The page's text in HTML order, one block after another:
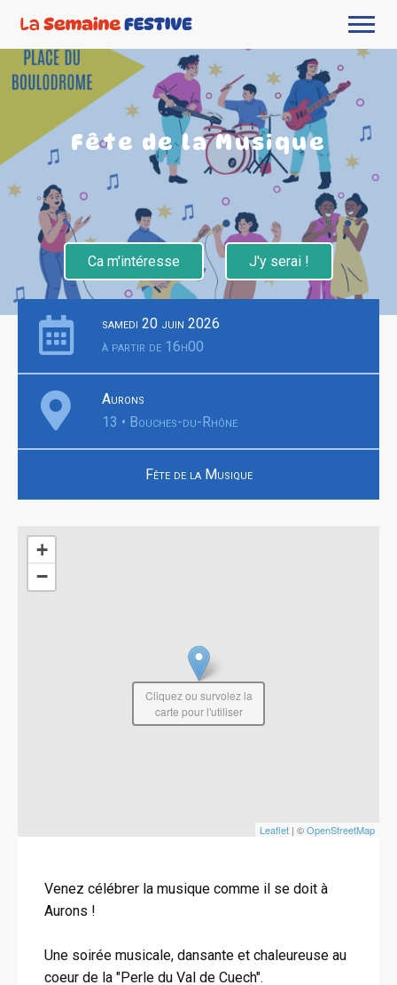
Fête de la Musique
Ca m'intéresse J'y serai !
samedi 20 juin 2026
à partir de 16h00
Aurons
13 • Bouches-du-Rhône
Fête de la Musique
+
−
Leaflet | ©OpenStreetMap
Cliquez ou survolez la
carte pour l'utiliser
Venez célébrer la musique comme il se doit à
Aurons !
Une soirée musicale, dansante et chaleureuse au
coeur de la "Perle du Val de Cuech".